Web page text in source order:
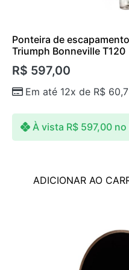
Ponteira de
Triumph Bonneville T120
R$ 597,00
Em até 12x de R$
À vista R$597,00 no
ADICIONAR AO